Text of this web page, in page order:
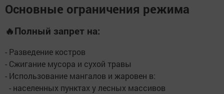
Основные ограничения режима
🔥Полный запрет на:
- Разведение костров
- Сжигание мусора и сухой травы
- Использование мангалов и жаровен в:
- населенных пунктах у лесных массивов